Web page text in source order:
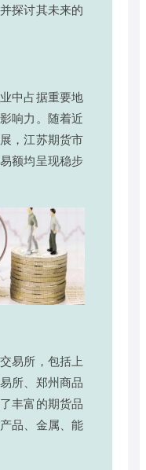
探讨其未来的
中占据重要地
响力。随着近
，江苏期货市
额均呈现稳步
易所，包括上
所、郑州商品
丰富的期货品
品、金属、能